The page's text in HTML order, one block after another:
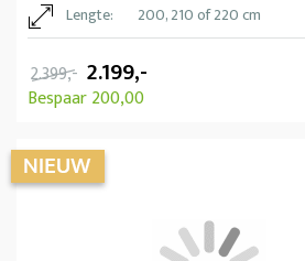
Lengte:
200, 210 of 220 cm
2.399,- 2.199,-
Bespaar 200,00